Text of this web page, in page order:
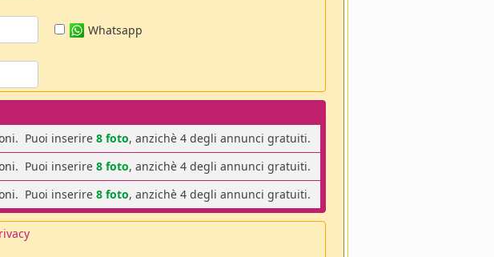
Whatsapp
. Puoi inserire8 foto, anzichè 4 degli annunci gratuiti.
. Puoi inserire8 foto, anzichè 4 degli annunci gratuiti.
. Puoi inserire8 foto, anzichè 4 degli annunci gratuiti.